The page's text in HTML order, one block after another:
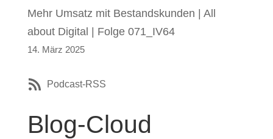
Mehr Umsatz mit Bestandskunden | All
about Digital | Folge 071_IV64
14. März 2025
Podcast-RSS
Blog-Cloud